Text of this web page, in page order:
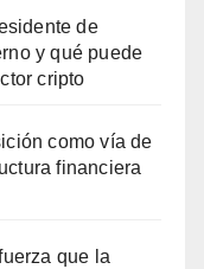
de
y qué puede
cripto
como vía de
financiera
que la